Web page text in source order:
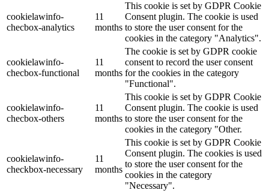
cookielawinfo-
checbox-analytics
11
months
This cookie is set by GDPR Cookie
Consent plugin. The cookie is used
to store the user consent for the
cookies in the category "Analytics".
cookielawinfo-
checbox-functional
11
months
The cookie is set by GDPR cookie
consent to record the user consent
for the cookies in the category
"Functional".
cookielawinfo-
checbox-others
11
months
This cookie is set by GDPR Cookie
Consent plugin. The cookie is used
to store the user consent for the
cookies in the category "Other.
cookielawinfo-
checkbox-necessary
11
months
This cookie is set by GDPR Cookie
Consent plugin. The cookies is used
to store the user consent for the
cookies in the category
"Necessary".